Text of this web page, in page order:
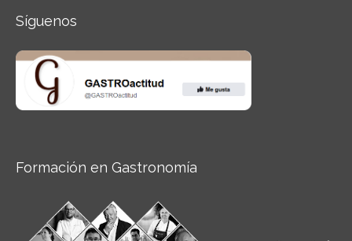
Síguenos
Formación en Gastronomía